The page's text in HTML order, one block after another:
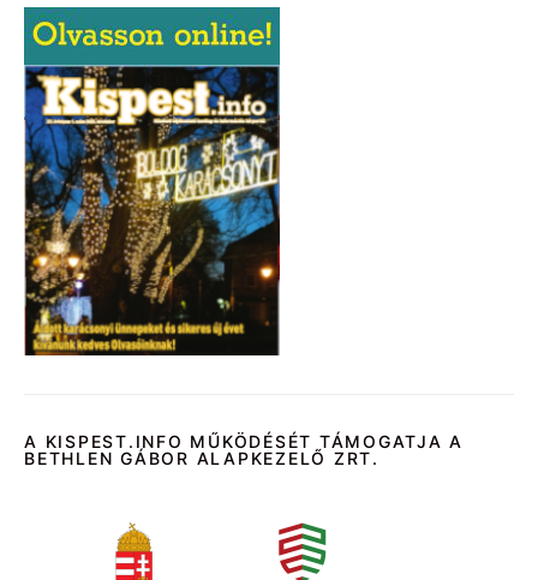
A KISPEST.INFO MŰKÖDÉSÉT TÁMOGATJA A
BETHLEN GÁBOR ALAPKEZELŐ ZRT.